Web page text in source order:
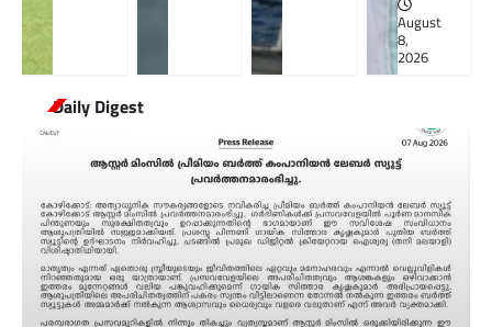
August
8,
2026
Daily Digest